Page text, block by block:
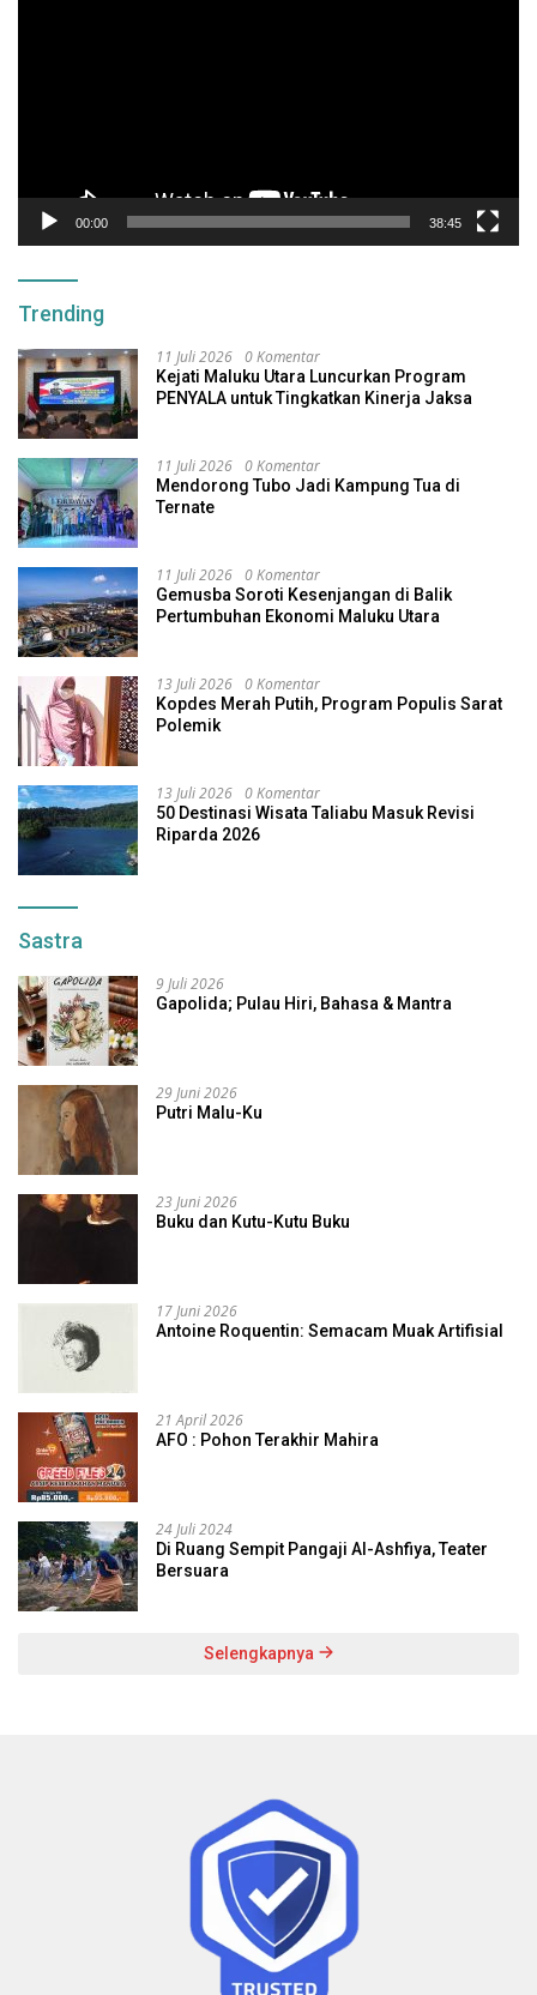
00:00 38:45
Trending
11 Juli 2026 0 Komentar
Kejati Maluku Utara Luncurkan Program
PENYALA untuk Tingkatkan Kinerja Jaksa
11 Juli 2026 0 Komentar
Mendorong Tubo Jadi Kampung Tua di
Ternate
11 Juli 2026 0 Komentar
Gemusba Soroti Kesenjangan di Balik
Pertumbuhan Ekonomi Maluku Utara
13 Juli 2026 0 Komentar
Kopdes Merah Putih, Program Populis Sarat
Polemik
13 Juli 2026 0 Komentar
50 Destinasi Wisata Taliabu Masuk Revisi
Riparda 2026
Sastra
9 Juli 2026
Gapolida; Pulau Hiri, Bahasa & Mantra
29 Juni 2026
Putri Malu-Ku
23 Juni 2026
Buku dan Kutu-Kutu Buku
17 Juni 2026
Antoine Roquentin: Semacam Muak Artifisial
21 April 2026
AFO : Pohon Terakhir Mahira
24 Juli 2024
Di Ruang Sempit Pangaji Al-Ashfiya, Teater
Bersuara
Selengkapnya